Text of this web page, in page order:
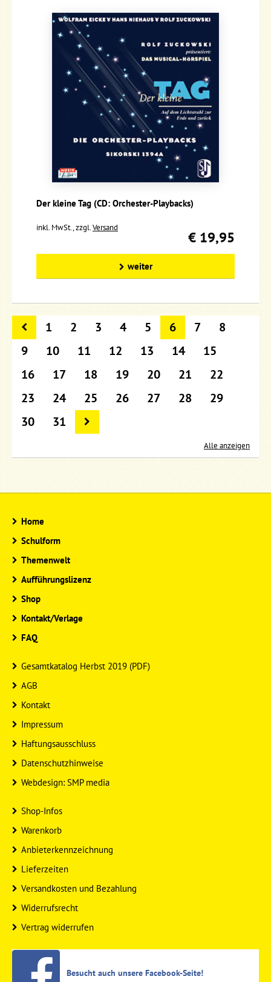
Der kleine Tag (CD: Orchester-Playbacks)
inkl. MwSt., zzgl.Versand
€ 19,95
weiter
1 2 3 4 5 6 7
8
9
10 11 12 13 14
15
16
17 18 19 20 21
22
23
24 25 26 27 28
29
30
31
Alle anzeigen
Home
Schulform
Themenwelt
Aufführungslizenz
Shop
Kontakt/Verlage
FAQ
Gesamtkatalog Herbst 2019 (PDF)
AGB
Kontakt
Impressum
Haftungsausschluss
Datenschutzhinweise
Webdesign: SMP media
Shop-Infos
Warenkorb
Anbieterkennzeichnung
Lieferzeiten
Versandkosten und Bezahlung
Widerrufsrecht
Vertrag widerrufen
Besucht auch unsere Facebook-Seite!